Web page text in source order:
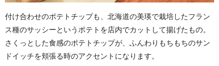
付け合わせのポテトチップも、北海道の美瑛で栽培したフラン
ス種のサッシーというポテトを店内でカットして揚げたもの。
さくっとした食感のポテトチップが、ふんわりもちもちのサン
ドイッチを頬張る時のアクセントになります。